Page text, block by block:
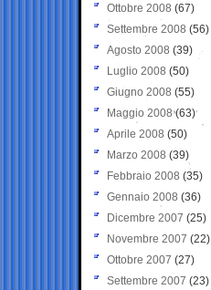
Ottobre 2008 (67)
Settembre 2008 (56)
Agosto 2008 (39)
Luglio 2008 (50)
Giugno 2008 (55)
Maggio 2008(63)
Aprile 2008 (50)
Marzo 2008 (39)
Febbraio 2008 (35)
Gennaio 2008 (36)
Dicembre 2007 (25)
Novembre 2007 (22)
Ottobre 2007 (27)
Settembre 2007 (23)